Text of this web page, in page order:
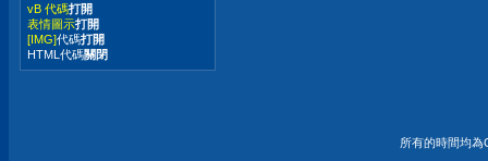
vB 代碼打開
表情圖示打開
[IMG]代碼打開
HTML代碼關閉
所有的時間均為